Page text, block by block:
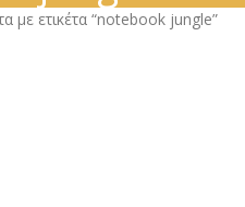
με ετικέτα “notebook jungle”